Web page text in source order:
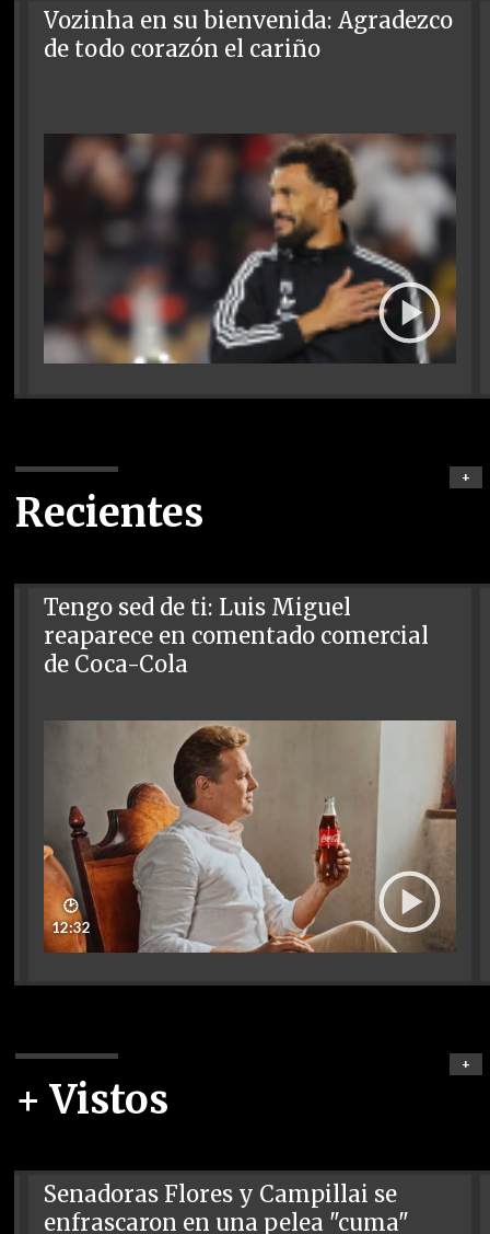
Vozinha en su bienvenida: Agradezco
de todo corazón el cariño
Recientes
+
Tengo sed de ti: Luis Miguel
reaparece en comentado comercial
de Coca-Cola
🕑
12:32
+ Vistos
+
Senadoras Flores y Campillai se
enfrascaron en una pelea "cuma"